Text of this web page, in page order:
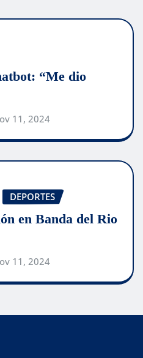
“Me dio
11, 2024
DEPORTES
en Banda del Rio
11, 2024